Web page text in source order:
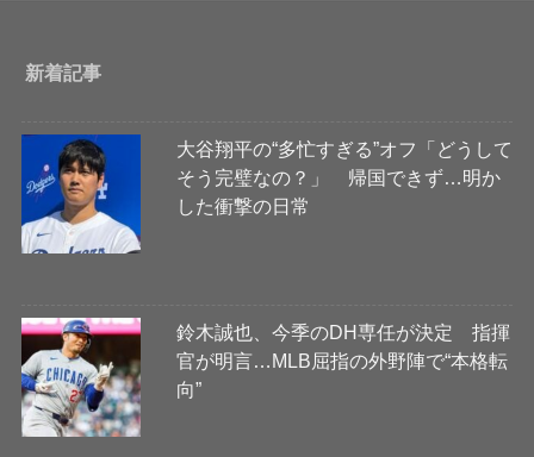
新着記事
大谷翔平の“多忙すぎる”オフ「どうして
そう完璧なの？」 帰国できず…明か
した衝撃の日常
鈴木誠也、今季のDH専任が決定 指揮
官が明言…MLB屈指の外野陣で“本格転
向”